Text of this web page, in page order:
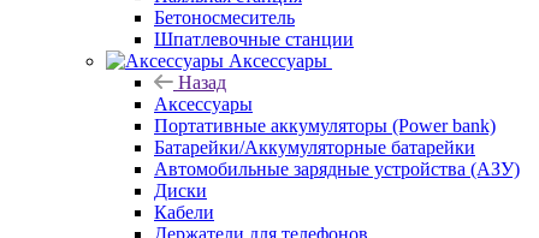
Бетоносмеситель
Шпатлевочные станции
Аксессуары
Назад
Аксессуары
Портативные аккумуляторы (Power bank)
Батарейки/Аккумуляторные батарейки
Автомобильные зарядные устройства (АЗУ)
Диски
Кабели
Держатели для телефонов